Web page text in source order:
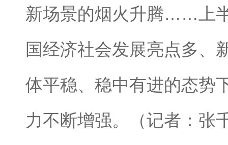
新场景的烟火升腾……上
国经济社会发展亮点多、
体平稳、稳中有进的态势
力不断增强。（记者：张